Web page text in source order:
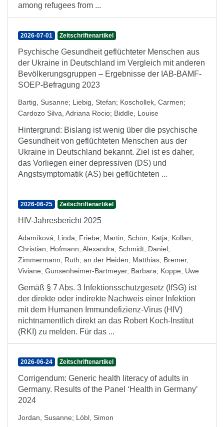
among refugees from ...
2026-07-01 Zeitschriftenartikel
Psychische Gesundheit geflüchteter Menschen aus
der Ukraine in Deutschland im Vergleich mit anderen
Bevölkerungsgruppen – Ergebnisse der IAB-BAMF-
SOEP-Befragung 2023
Bartig, Susanne; Liebig, Stefan; Koschollek, Carmen;
Cardozo Silva, Adriana Rocio; Biddle, Louise
Hintergrund: Bislang ist wenig über die psychische
Gesundheit von geflüchteten Menschen aus der
Ukraine in Deutschland bekannt. Ziel ist es daher,
das Vorliegen einer depressiven (DS) und
Angstsymptomatik (AS) bei geflüchteten ...
2026-06-25 Zeitschriftenartikel
HIV-Jahresbericht 2025
Adamíková, Linda; Friebe, Martin; Schön, Katja; Kollan,
Christian; Hofmann, Alexandra; Schmidt, Daniel;
Zimmermann, Ruth; an der Heiden, Matthias; Bremer,
Viviane; Gunsenheimer-Bartmeyer, Barbara; Koppe, Uwe
Gemäß § 7 Abs. 3 Infektionsschutzgesetz (IfSG) ist
der direkte oder indirekte Nachweis einer Infektion
mit dem Humanen Immundefizienz-Virus (HIV)
nichtnamentlich direkt an das Robert Koch-Institut
(RKI) zu melden. Für das ...
2026-06-24 Zeitschriftenartikel
Corrigendum: Generic health literacy of adults in
Germany. Results of the Panel ‘Health in Germany’
2024
Jordan, Susanne; Löbl, Simon